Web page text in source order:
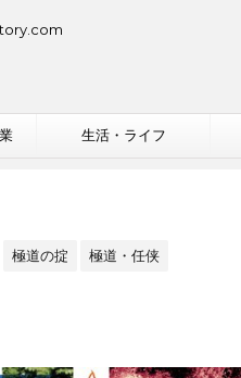
生活・ライフ
極道の掟 極道・任侠